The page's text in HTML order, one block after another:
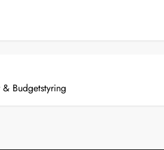
Budgetstyring